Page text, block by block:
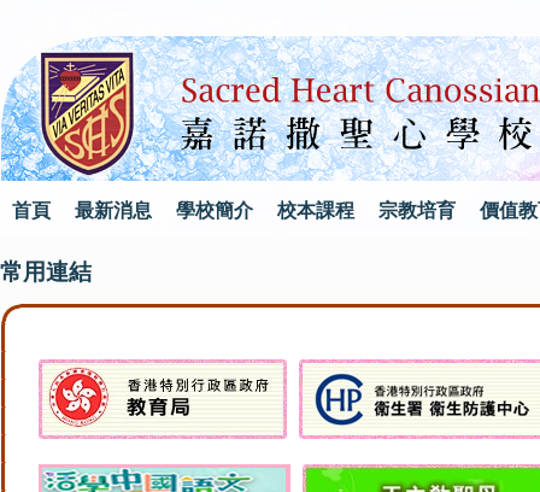
首頁 最新消息 學校簡介 校本課程 宗教培育 價值
常用連結